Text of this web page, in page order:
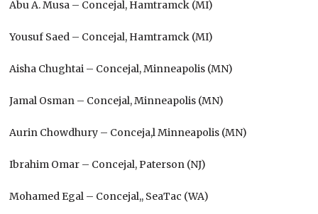
Abu A. Musa – Concejal, Hamtramck (MI)
Yousuf Saed – Concejal, Hamtramck (MI)
Aisha Chughtai – Concejal, Minneapolis (MN)
Jamal Osman – Concejal, Minneapolis (MN)
Aurin Chowdhury – Conceja,l Minneapolis (MN)
Ibrahim Omar – Concejal, Paterson (NJ)
Mohamed Egal – Concejal,, SeaTac (WA)